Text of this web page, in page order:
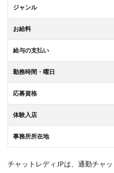
ジャンル
お給料
給与の支払い
勤務時間・曜日
応募資格
体験入店
事務所所在地
チャットレディJPは、通勤チャ